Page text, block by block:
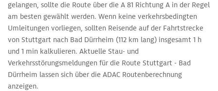
gelangen, sollte die Route über die A 81 Richtung A in der Regel
am besten gewählt werden. Wenn keine verkehrsbedingten
Umleitungen vorliegen, sollten Reisende auf der Fahrtstrecke
von Stuttgart nach Bad Dürrheim (112 km lang) insgesamt 1 h
und 1 min kalkulieren. Aktuelle Stau- und
Verkehrsstörungsmeldungen für die Route Stuttgart - Bad
Dürrheim lassen sich über die ADAC Routenberechnung
anzeigen.